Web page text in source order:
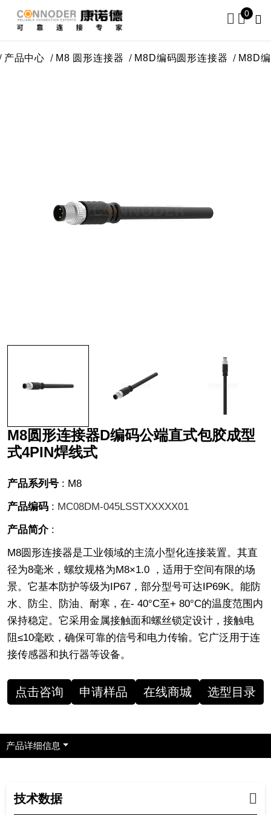
0
产品中心 M8 圆形连接器 M8D编码圆形连接器
M8圆形连接器D编码公端直式包胶成型
式4PIN焊线式
产品系列号 : M8
产品编码 : MC08DM-045LSSTXXXXX01
产品简介:
M8圆形连接器是工业领域的主流小型化连接装置。其直
径为8毫米，螺纹规格为M8×1.0 ，适用于空间有限的场
景。它基本防护等级为IP67，部分型号可达IP69K。能防
水、防尘、防油、耐寒，在- 40°C至+ 80°C的温度范围内
保持稳定。它采用金属接触面和螺丝锁定设计，接触电
阻≤10毫欧，确保可靠的信号和电力传输。它广泛用于连
接传感器和执行器等设备。
点击咨询 申请样品 在线商城 选型目录
产品详细信息
技术数据